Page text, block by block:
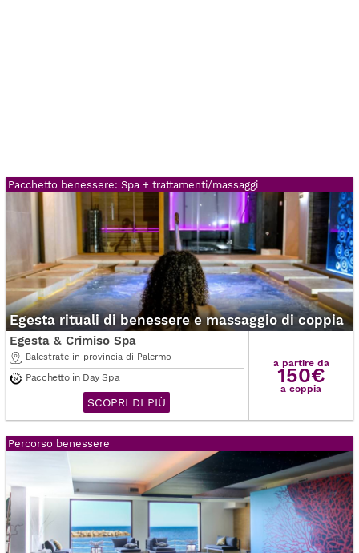
Pacchetto benessere: Spa + trattamenti/massaggi
Egesta rituali di benessere e massaggio di coppia
Egesta & Crimiso Spa
Balestrate in provincia di Palermo
Pacchetto in Day Spa
SCOPRI DI PIÙ
a partire da
150€
a coppia
Percorso benessere